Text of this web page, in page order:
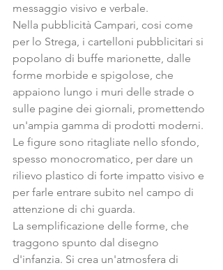
messaggio visivo e verbale.
Nella pubblicità Campari, cosi come
per lo Strega, i cartelloni pubblicitari si
popolano di buffe marionette, dalle
forme morbide e spigolose, che
appaiono lungo i muri delle strade o
sulle pagine dei giornali, promettendo
un'ampia gamma di prodotti moderni.
Le figure sono ritagliate nello sfondo,
spesso monocromatico, per dare un
rilievo plastico di forte impatto visivo e
per farle entrare subito nel campo di
attenzione di chi guarda.
La semplificazione delle forme, che
traggono spunto dal disegno
d'infanzia. Si crea un'atmosfera di